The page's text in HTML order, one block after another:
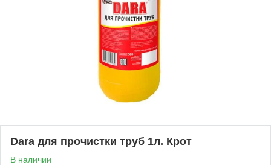
Dara для прочистки труб 1л. Крот
В наличии